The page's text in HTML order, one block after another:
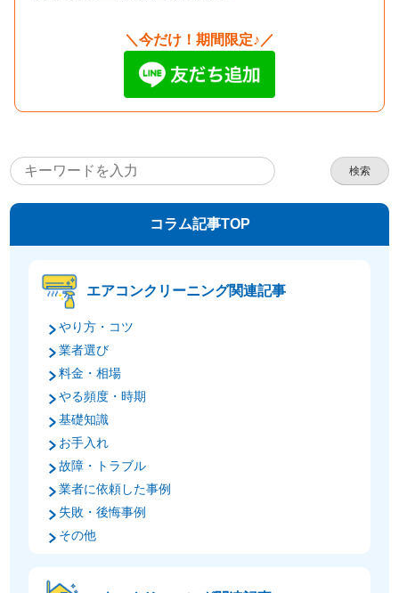
＼今だけ！期間限定♪／
検索
コラム記事TOP
エアコンクリーニング関連記事
やり方・コツ
業者選び
料金・相場
やる頻度・時期
基礎知識
お手入れ
故障・トラブル
業者に依頼した事例
失敗・後悔事例
その他